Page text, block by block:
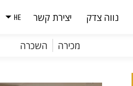
נווה צדק יצירת קשר HE
מכירה השכרה